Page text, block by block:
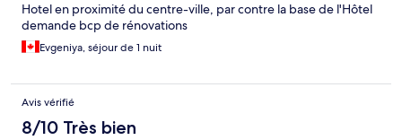
Hotel en proximité du centre-ville, par contre la base de l'Hôtel
demande bcp de rénovations
Evgeniya, séjour de 1 nuit
Avis vérifié
8/10 Très bien